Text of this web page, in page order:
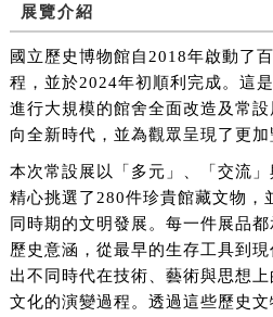
展覽介紹
國立歷史博物館自2018年啟動了
程，並於2024年初順利完成。這
進行大規模的館舍全面改造及常
向全新時代，並為觀眾呈現了更加
本次常設展以「多元」、「交流」
精心挑選了280件珍貴館藏文物，
同時期的文明發展。每一件展品
歷史意涵，從最早的生存工具到
出不同時代在技術、藝術與思想
文化的演變過程。透過這些歷史